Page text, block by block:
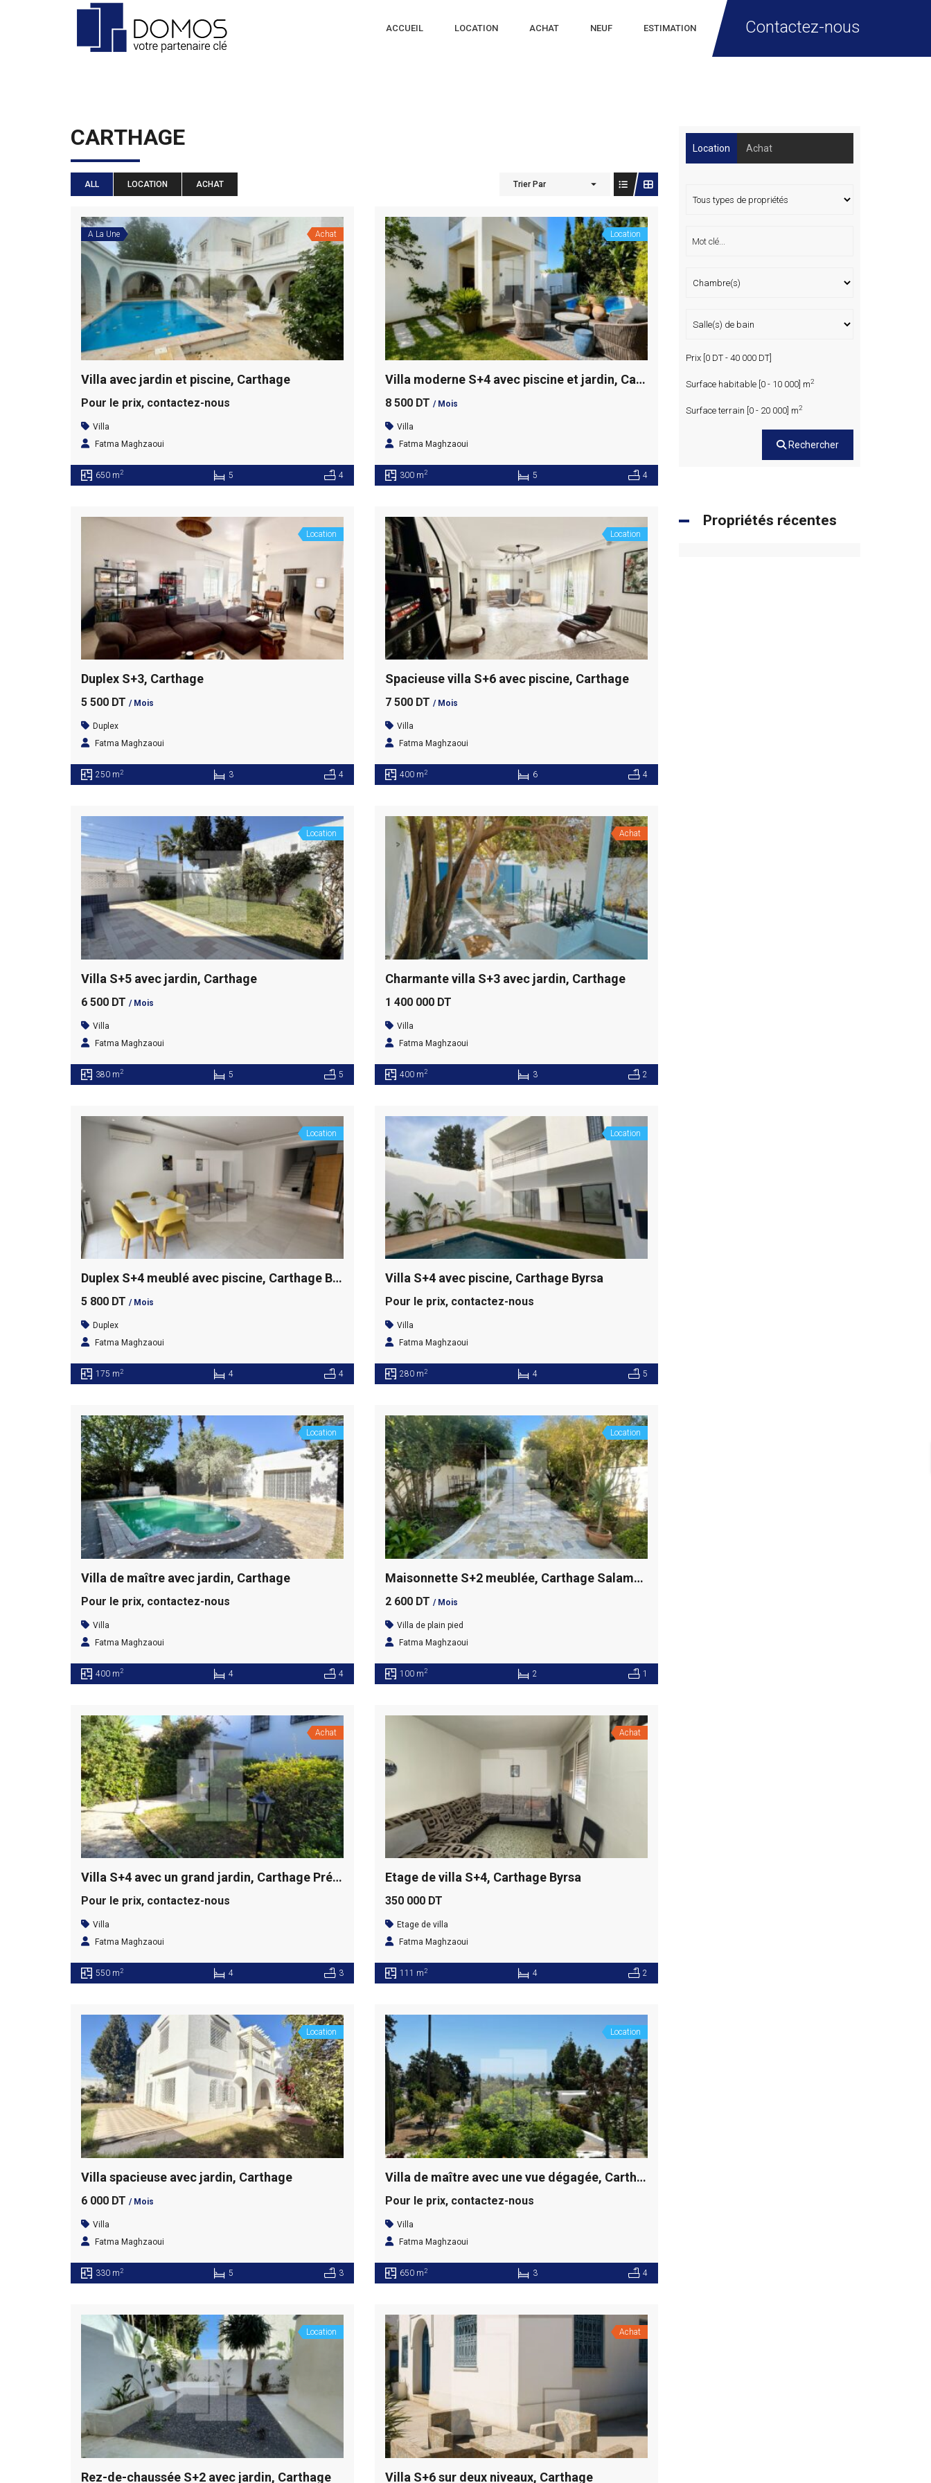
ACCUEIL LOCATION ACHAT NEUF ESTIMATION Contactez-nous
CARTHAGE
ALL LOCATION ACHAT Trier Par
A La Une Achat
Villa avec jardin et piscine, Carthage
Pour le prix, contactez-nous
Villa
Fatma Maghzaoui
650 m2 5 4
Location
Villa moderne S+4 avec piscine et jardin, Carthage
8 500 DT / Mois
Villa
Fatma Maghzaoui
300 m2 5 4
Location
Duplex S+3, Carthage
5 500 DT / Mois
Duplex
Fatma Maghzaoui
250 m2 3 4
Location
Spacieuse villa S+6 avec piscine, Carthage
7 500 DT / Mois
Villa
Fatma Maghzaoui
400 m2 6 4
Location
Villa S+5 avec jardin, Carthage
6 500 DT / Mois
Villa
Fatma Maghzaoui
380 m2 5 5
Achat
Charmante villa S+3 avec jardin, Carthage
1 400 000 DT
Villa
Fatma Maghzaoui
400 m2 3 2
Location
Duplex S+4 meublé avec piscine, Carthage Byrsa
5 800 DT / Mois
Duplex
Fatma Maghzaoui
175 m2 4 4
Location
Villa S+4 avec piscine, Carthage Byrsa
Pour le prix, contactez-nous
Villa
Fatma Maghzaoui
280 m2 4 5
Location
Villa de maître avec jardin, Carthage
Pour le prix, contactez-nous
Villa
Fatma Maghzaoui
400 m2 4 4
Location
Maisonnette S+2 meublée, Carthage Salambô
2 600 DT / Mois
Villa de plain pied
Fatma Maghzaoui
100 m2 2 1
Achat
Villa S+4 avec un grand jardin, Carthage Présidence
Pour le prix, contactez-nous
Villa
Fatma Maghzaoui
550 m2 4 3
Achat
Etage de villa S+4, Carthage Byrsa
350 000 DT
Etage de villa
Fatma Maghzaoui
111 m2 4 2
Location
Villa spacieuse avec jardin, Carthage
6 000 DT / Mois
Villa
Fatma Maghzaoui
330 m2 5 3
Location
Villa de maître avec une vue dégagée, Carthage
Pour le prix, contactez-nous
Villa
Fatma Maghzaoui
650 m2 3 4
Location
Rez-de-chaussée S+2 avec jardin, Carthage
Achat
Villa S+6 sur deux niveaux, Carthage
Location Achat
Prix [ 0 DT- 40 000 DT]
Surface habitable [ 0- 10 000] m2
Surface terrain [ 0- 20 000] m2
Rechercher
Propriétés récentes